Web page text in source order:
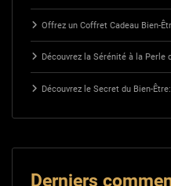
Offrez un Coffret Cadeau Bien-
Découvrez la Sérénité à la Perle
Découvrez le Secret du Bien-
Derniers